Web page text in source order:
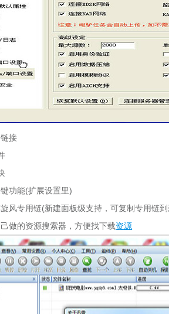
接
功能(扩展设置里)
专用链(新建面板级支持，可复制专用链
的资源搜索器，方便找下载资源